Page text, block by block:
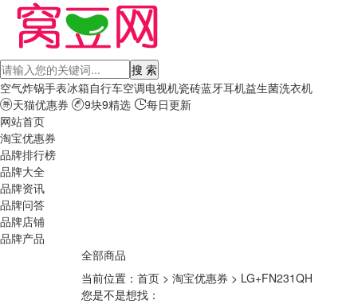
空气炸锅手表冰箱自行车空调电视机瓷砖蓝牙耳机益生菌洗衣机
天猫优惠券
9块9精选
每日更新
网站首页
淘宝优惠券
品牌排行榜
品牌大全
品牌资讯
品牌问答
品牌店铺
品牌产品
全部商品
当前位置： 首页 > 淘宝优惠券 > LG+FN231QH
您是不是想找：